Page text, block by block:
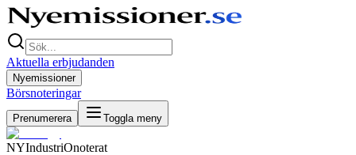
Aktuella erbjudanden
Nyemissioner
Börsnoteringar
Prenumerera Toggla meny
NYIndustriOnoterat